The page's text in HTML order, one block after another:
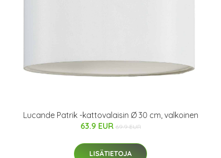
Lucande Patrik -kattovalaisin Ø 30 cm, valkoinen
63.9 EUR 69.9 EUR
LISÄTIETOJA